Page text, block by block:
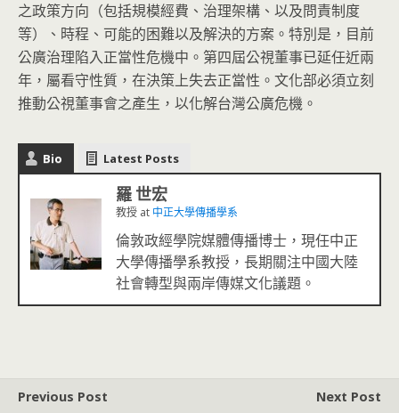
之政策方向（包括規模經費、治理架構、以及問責制度
等）、時程、可能的困難以及解決的方案。特別是，目前
公廣治理陷入正當性危機中。第四屆公視董事已延任近兩
年，屬看守性質，在決策上失去正當性。文化部必須立刻
推動公視董事會之產生，以化解台灣公廣危機。
Bio Latest Posts
羅 世宏
教授 at 中正大學傳播學系
倫敦政經學院媒體傳播博士，現任中正
大學傳播學系教授，長期關注中國大陸
社會轉型與兩岸傳媒文化議題。
Previous Post
Next Post